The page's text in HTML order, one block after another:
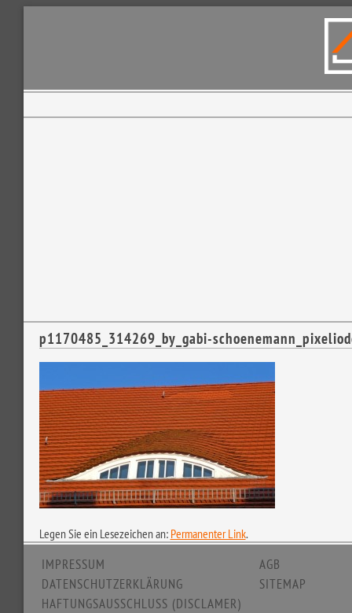
p1170485_314269_by_gabi-
Legen Sie ein Lesezeichen an: Permanenter Link.
IMPRESSUM
DATENSCHUTZERKLÄRUNG
HAFTUNGSAUSSCHLUSS (DISCLAMER)
AGB
SITEMAP